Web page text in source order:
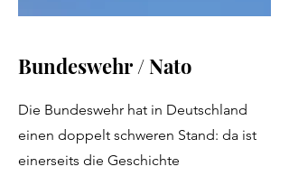
Bundeswehr / Nato
Die Bundeswehr hat in Deutschland
einen doppelt schweren Stand: da ist
einerseits die Geschichte